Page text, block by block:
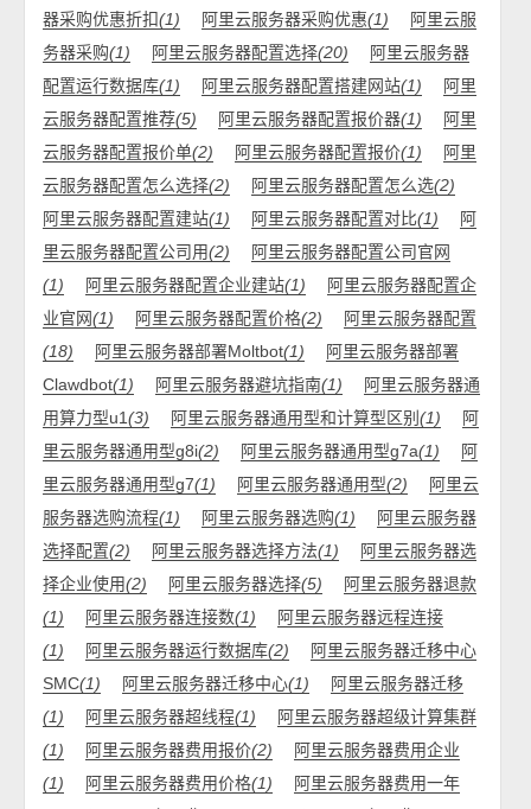
器采购优惠折扣(1) 阿里云服务器采购优惠(1)
阿里云服
务器采购(1) 阿里云服务器配置选择(20)
阿里云服务器
配置运行数据库(1) 阿里云服务器配置搭建网站(1)
阿里
云服务器配置推荐(5) 阿里云服务器配置报价器(1)
阿里
云服务器配置报价单(2) 阿里云服务器配置报价(1)
阿里
云服务器配置怎么选择(2) 阿里云服务器配置怎么选(2)
阿里云服务器配置建站(1) 阿里云服务器配置对比(1)
阿
里云服务器配置公司用(2)
阿里云服务器配置公司官网
(1)
阿里云服务器配置企业建站(1)
阿里云服务器配置企
业官网(1) 阿里云服务器配置价格(2)
阿里云服务器配置
(18)
阿里云服务器部署Moltbot(1)
阿里云服务器部署
Clawdbot(1) 阿里云服务器避坑指南(1)
阿里云服务器通
用算力型u1(3) 阿里云服务器通用型和计算型区别(1)
阿
里云服务器通用型g8i(2) 阿里云服务器通用型g7a(1)
阿
里云服务器通用型g7(1) 阿里云服务器通用型(2)
阿里云
服务器选购流程(1) 阿里云服务器选购(1)
阿里云服务器
选择配置(2) 阿里云服务器选择方法(1)
阿里云服务器选
择企业使用(2) 阿里云服务器选择(5)
阿里云服务器退款
(1)
阿里云服务器连接数(1)
阿里云服务器远程连接
(1)
阿里云服务器运行数据库(2)
阿里云服务器迁移中心
SMC(1) 阿里云服务器迁移中心(1)
阿里云服务器迁移
(1)
阿里云服务器超线程(1)
阿里云服务器超级计算集群
(1)
阿里云服务器费用报价(2)
阿里云服务器费用企业
(1)
阿里云服务器费用价格(1)
阿里云服务器费用一年